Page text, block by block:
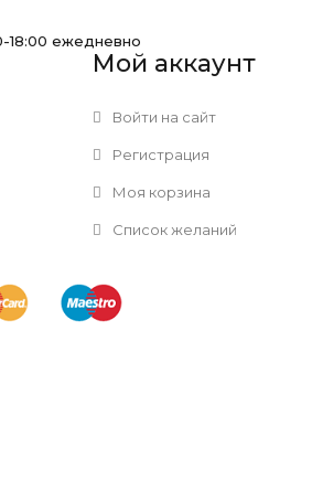
18:00 ежедневно
Мой аккаунт
Войти на сайт
Регистрация
Моя корзина
Список желаний